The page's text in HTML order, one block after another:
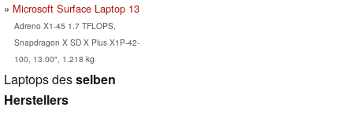
Microsoft Surface Laptop 13
Adreno X1-45 1.7 TFLOPS,
Snapdragon X SD X Plus X1P-42-
100, 13.00", 1.218 kg
Laptops desselben
Herstellers